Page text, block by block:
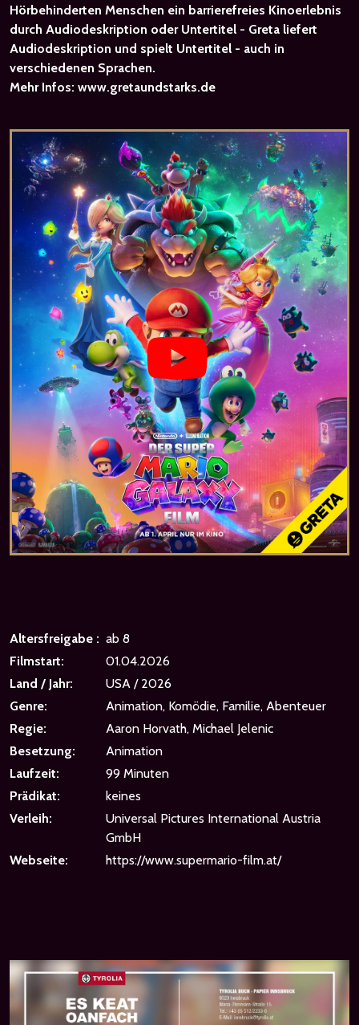
Hörbehinderten Menschen ein barrierefreies Kinoerlebnis
durch Audiodeskription oder Untertitel - Greta liefert
Audiodeskription und spielt Untertitel - auch in
verschiedenen Sprachen.
Mehr Infos: www.gretaundstarks.de
Altersfreigabe : ab 8
Filmstart:
01.04.2026
Land / Jahr:
USA / 2026
Genre:
Animation, Komödie, Familie, Abenteuer
Regie:
Aaron Horvath, Michael Jelenic
Besetzung:
Animation
Laufzeit:
99 Minuten
Prädikat:
keines
Verleih:
Universal Pictures International Austria
GmbH
Webseite:
https://www.supermario-film.at/